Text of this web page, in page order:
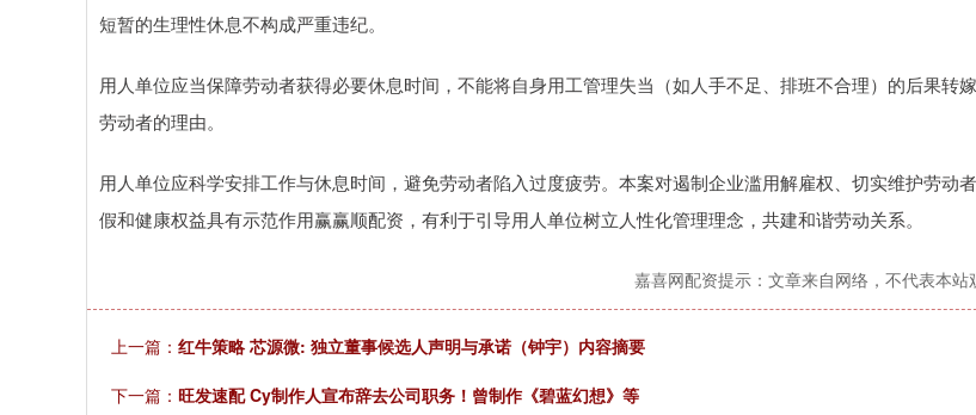
短暂的生理性休息不构成严重违纪。
用人单位应当保障劳动者获得必要休息时间，不能将自身用工管理失当（如人手不足、排班不合理）的后果转
劳动者的理由。
用人单位应科学安排工作与休息时间，避免劳动者陷入过度疲劳。本案对遏制企业滥用解雇权、切实维护劳动
假和健康权益具有示范作用赢赢顺配资，有利于引导用人单位树立人性化管理理念，共建和谐劳动关系。
嘉喜网配资提示：文章来自网络，不代表本站
上一篇： 红牛策略 芯源微: 独立董事候选人声明与承诺（钟宇）内容摘要
下一篇： 旺发速配 Cy制作人宣布辞去公司职务！曾制作《碧蓝幻想》等